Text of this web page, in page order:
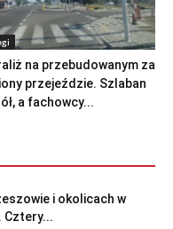
na przebudowanym za
przejeździe. Szlaban
a fachowcy...
i okolicach w
Cztery...